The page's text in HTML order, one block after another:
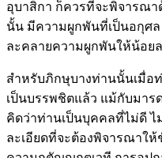
อุบาสิกา ก็ควรที่จะพิจารณ
นั้น มีความผูกพันที่เป็นอกุศ
ละคลายความผูกพันให้น้อย
สำหรับภิกษุบางท่านนั้นเมื่อ
เป็นบรรพชิตแล้ว แม้กับมาร
คิดว่าท่านเป็นบุคคลที่ไม่ดี ไ
ละเอียดที่จะต้องพิจารณาใ